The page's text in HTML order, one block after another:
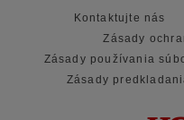
Kontaktujte nás
Zásady
Zásady používania
Zásady